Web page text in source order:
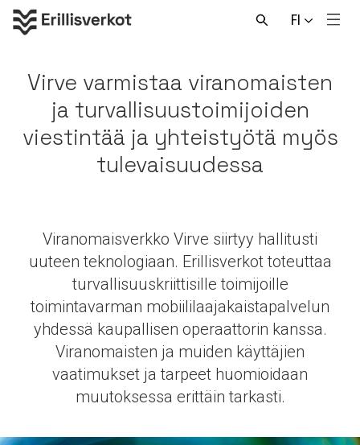
FI
Avaa
Virve varmistaa viranomaisten
ja turvallisuustoimijoiden
viestintää ja yhteistyötä myös
tulevaisuudessa
Viranomaisverkko Virve siirtyy hallitusti
uuteen teknologiaan. Erillisverkot toteuttaa
turvallisuuskriittisille toimijoille
toimintavarman mobiililaajakaistapalvelun
yhdessä kaupallisen operaattorin kanssa.
Viranomaisten ja muiden käyttäjien
vaatimukset ja tarpeet huomioidaan
muutoksessa erittäin tarkasti.